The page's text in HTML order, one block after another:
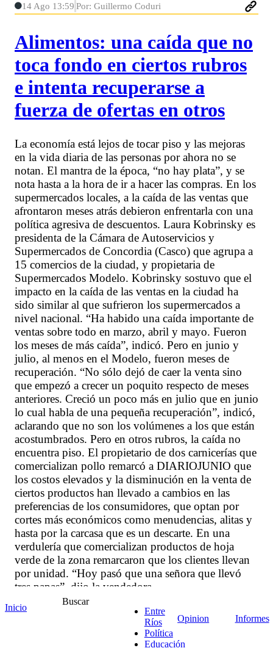
14 Ago 13:59 Por: Guillermo Coduri
Alimentos: una caída que no
toca fondo en ciertos rubros
e intenta recuperarse a
fuerza de ofertas en otros
La economía está lejos de tocar piso y las mejoras
en la vida diaria de las personas por ahora no se
notan. El mantra de la época, “no hay plata”, y se
nota hasta a la hora de ir a hacer las compras. En los
supermercados locales, a la caída de las ventas que
afrontaron meses atrás debieron enfrentarla con una
política agresiva de descuentos. Laura Kobrinsky es
presidenta de la Cámara de Autoservicios y
Supermercados de Concordia (Casco) que agrupa a
15 comercios de la ciudad, y propietaria de
Supermercados Modelo. Kobrinsky sostuvo que el
impacto en la caída de las ventas en la ciudad ha
sido similar al que sufrieron los supermercados a
nivel nacional. “Ha habido una caída importante de
ventas sobre todo en marzo, abril y mayo. Fueron
los meses de más caída”, indicó. Pero en junio y
julio, al menos en el Modelo, fueron meses de
recuperación. “No sólo dejó de caer la venta sino
que empezó a crecer un poquito respecto de meses
anteriores. Creció un poco más en julio que en junio
lo cual habla de una pequeña recuperación”, indicó,
aclarando que no son los volúmenes a los que están
acostumbrados. Pero en otros rubros, la caída no
encuentra piso. El propietario de dos carnicerías que
comercializan pollo remarcó a DIARIOJUNIO que
los costos elevados y la disminución en la venta de
ciertos productos han llevado a cambios en las
preferencias de los consumidores, que optan por
cortes más económicos como menudencias, alitas y
hasta por la carcasa que es un descarte. En una
verdulería que comercializan productos de hoja
verde de la zona remarcaron que los clientes llevan
por unidad. “Hoy pasó que una señora que llevó
tres papas”, dijo la vendedora.
Inicio
Buscar
Entre
Ríos
Política
Educación
Opinion Informes